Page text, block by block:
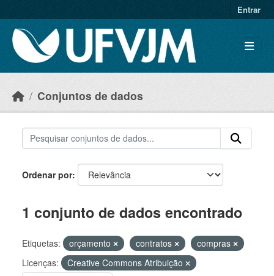
Entrar
Conjuntos de dados
Ordenar por
1 conjunto de dados encontrado
Etiquetas: orçamento contratos
compras
Licenças:
Creative Commons Atribuição